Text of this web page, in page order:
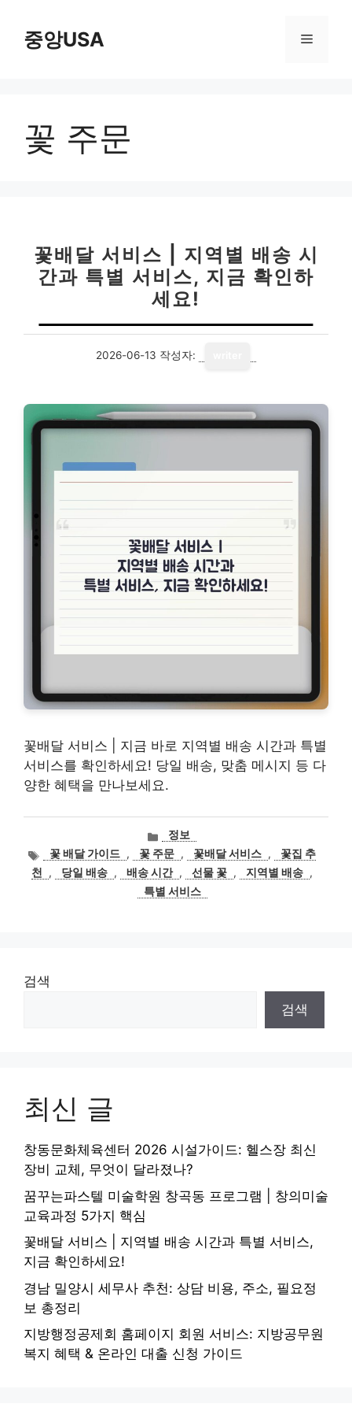
중앙USA 메
꽃 주문
꽃배달 서비스 | 지역별 배송 시
간과 특별 서비스, 지금 확인하
세요!
2026-06-13 작성자:
꽃배달 서비스 | 지금 바로 지역별 배송 시간과 특별
서비스를 확인하세요! 당일 배송, 맞춤 메시지 등 다
양한 혜택을 만나보세요.
카
테
고
리
정보
태꽃 배달 가이드 , 꽃 주문 , 꽃배달 서비스 ,
꽃집 추
천
, 당일 배송 , 배송 시간 , 선물 꽃 , 지역별 배송 ,
특별 서비스
검색
검색
최신 글
창동문화체육센터 2026 시설가이드: 헬스장 최신
장비 교체, 무엇이 달라졌나?
꿈꾸는파스텔 미술학원 창곡동 프로그램 | 창의미술
교육과정 5가지 핵심
꽃배달 서비스 | 지역별 배송 시간과 특별 서비스,
지금 확인하세요!
경남 밀양시 세무사 추천: 상담 비용, 주소, 필요정
보 총정리
지방행정공제회 홈페이지 회원 서비스: 지방공무원
복지 혜택 & 온라인 대출 신청 가이드